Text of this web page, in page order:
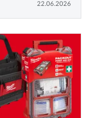
22.06.2026